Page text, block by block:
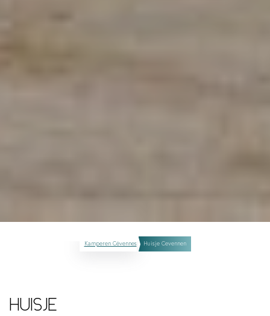
Kamperen Cévennes Huisje Cevennen
HUISJE